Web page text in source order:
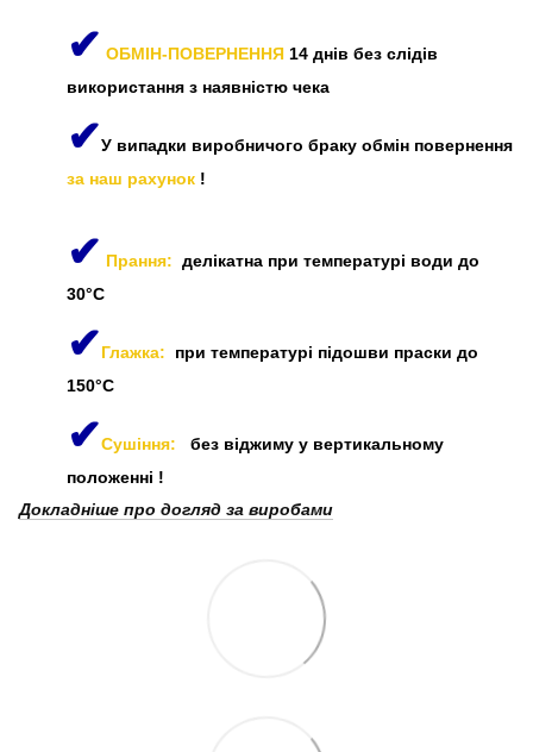
✔ ОБМІН-ПОВЕРНЕННЯ 14 днів без слідів
використання з наявністю чека
✔У випадки виробничого браку обмін повернення
за наш рахунок !
✔ Прання: делікатна при температурі води до
30°C
✔Глажка: при температурі підошви праски до
150°C
✔Сушіння:
без віджиму у вертикальному
положенні !
Докладніше про догляд за виробами